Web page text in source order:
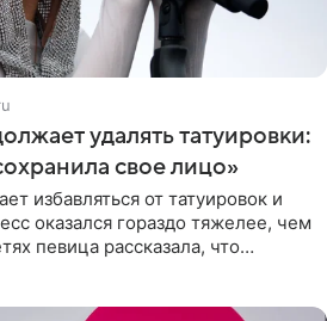
удалять татуировки:
свое лицо»
избавляться от татуировок и
оказался гораздо тяжелее, чем
певица рассказала, что